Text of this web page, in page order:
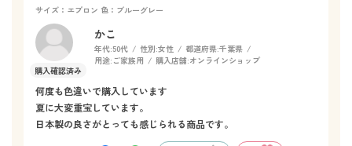
サイズ：エプロン 色：ブルーグレー
かこ
年代:50代 性別:女性 都道府県:千葉県
用途: ご家族用 購入店舗:オンラインショップ
何度も色違いで購入しています
夏に大変重宝しています。
日本製の良さがとっても感じられる商品です。